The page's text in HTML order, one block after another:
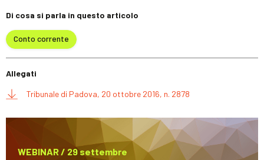
Di cosa si parla in questo articolo
Conto corrente
Allegati
Tribunale di Padova, 20 ottobre 2016, n. 2878
WEBINAR / 29 settembre